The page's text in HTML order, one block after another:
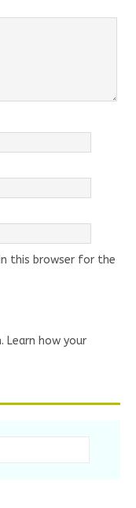
this browser for the
Learn how your